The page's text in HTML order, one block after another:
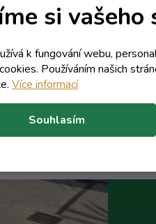
si vašeho
k fungování webu,
Používáním našich
Více informací
Souhlasím
naši prodejnu
doba Po-Pá 8 -16 hod